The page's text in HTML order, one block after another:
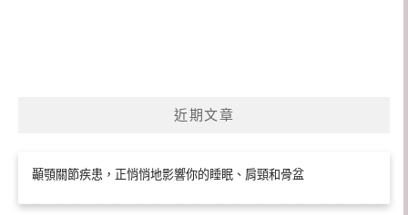
近期文章
顳顎關節疾患，正悄悄地影響你的睡眠、肩頸和骨盆